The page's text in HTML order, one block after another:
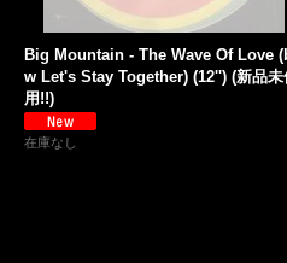
Big Mountain - The Wave Of Love
w Let's Stay Together) (12'') (新品未
用!!)
在庫なし